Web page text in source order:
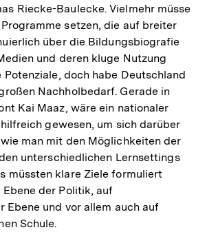
Riecke-Baulecke. Vielmehr müsse
setzen, die auf breiter
über die Bildungsbiografie
und deren kluge Nutzung
doch habe Deutschland
Nachholbedarf. Gerade in
Kai Maaz, wäre ein nationaler
gewesen, um sich darüber
man mit den Möglichkeiten der
unterschiedlichen Lernsettings
müssten klare Ziele formuliert
der Politik, auf
Ebene und vor allem auch auf
Schule.